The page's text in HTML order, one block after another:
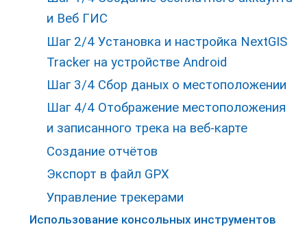
и Веб ГИС
Шаг 2/4 Установка и настройка NextGIS
Tracker на устройстве Android
Шаг 3/4 Сбор даных о местоположении
Шаг 4/4 Отображение местоположения
и записанного трека на веб-карте
Создание отчётов
Экспорт в файл GPX
Управление трекерами
Использование консольных инструментов